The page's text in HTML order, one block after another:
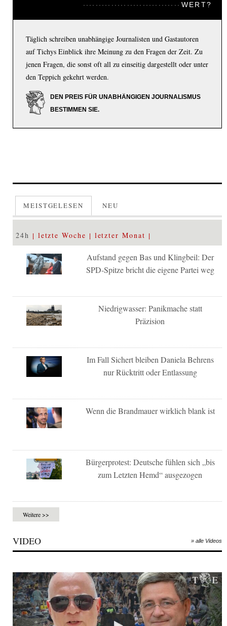
WERT?
Täglich schreiben unabhängige Journalisten und Gastautoren
auf Tichys Einblick ihre Meinung zu den Fragen der Zeit. Zu
jenen Fragen, die sonst oft all zu einseitig dargestellt oder unter
den Teppich gekehrt werden.
DEN PREIS FÜR UNABHÄNGIGEN JOURNALISMUS
BESTIMMEN SIE.
MEISTGELESEN NEU
24h letzte Woche letzter Monat
Aufstand gegen Bas und Klingbeil: Der
SPD-Spitze bricht die eigene Partei weg
Niedrigwasser: Panikmache statt
Präzision
Im Fall Sichert bleiben Daniela Behrens
nur Rücktritt oder Entlassung
Wenn die Brandmauer wirklich blank ist
Bürgerprotest: Deutsche fühlen sich „bis
zum Letzten Hemd“ ausgezogen
Weitere >>
VIDEO » alle Videos